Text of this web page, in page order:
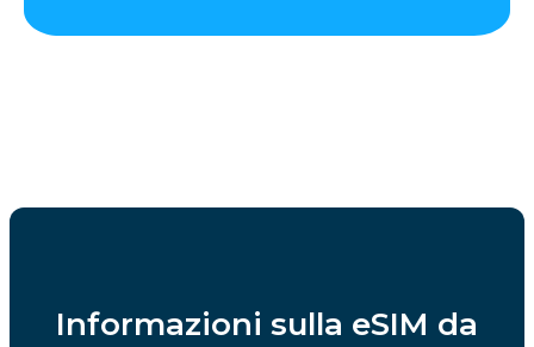
Informazioni sulla eSIM da